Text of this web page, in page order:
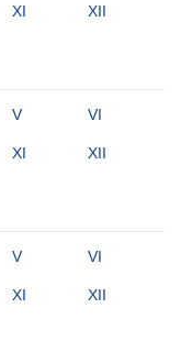
XI XII
V VI
XI XII
V VI
XI XII